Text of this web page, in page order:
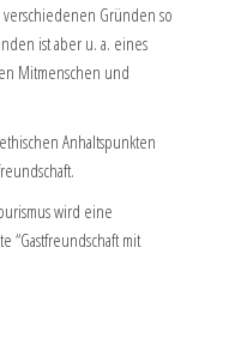
Gründen so
ist aber u. a. eines
Mitmenschen und
Anhaltspunkten
wird eine
“Gastfreundschaft mit